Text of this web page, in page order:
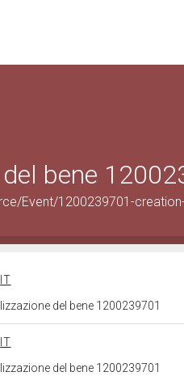
bene
Event/1200239701-
IT
del bene 1200239701
IT
del bene 1200239701